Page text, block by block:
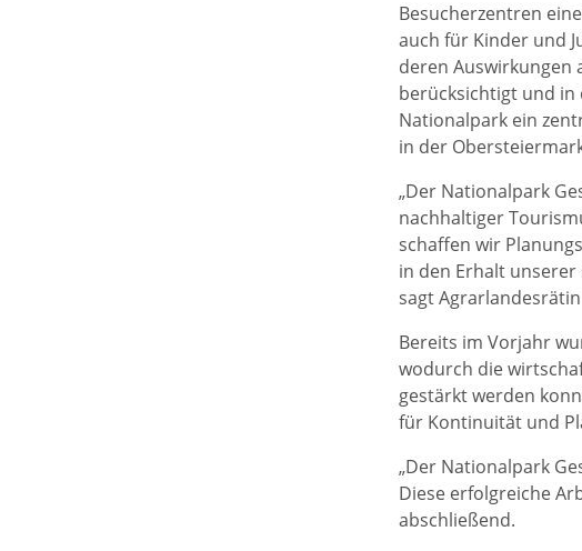
Besucherzentren
auch für Kinder und
deren Auswirkungen
berücksichtigt und
Nationalpark ein
in der
„Der Nationalpark
nachhaltiger
schaffen wir
in den Erhalt
sagt Agrarlandesrätin
Bereits im Vorjahr
wodurch die
gestärkt werden
für Kontinuität und
„Der Nationalpark
Diese erfolgreiche
abschließend.